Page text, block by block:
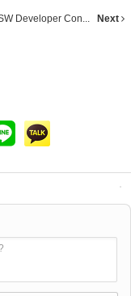
Developer Con... Next